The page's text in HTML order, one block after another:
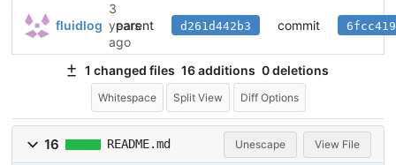
fluidlog
3
years
ago
parent d261d442b3 commit
1 changed files 16 additions 0 deletions
Whitespace Split View Diff Options
16 README.md Unescape View File